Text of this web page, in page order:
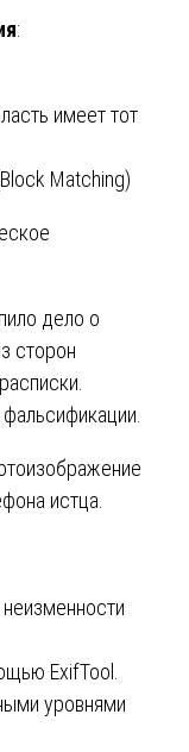
:
имеет тот
Matching)
дело о
сторон
истца.
ExifTool.
уровнями